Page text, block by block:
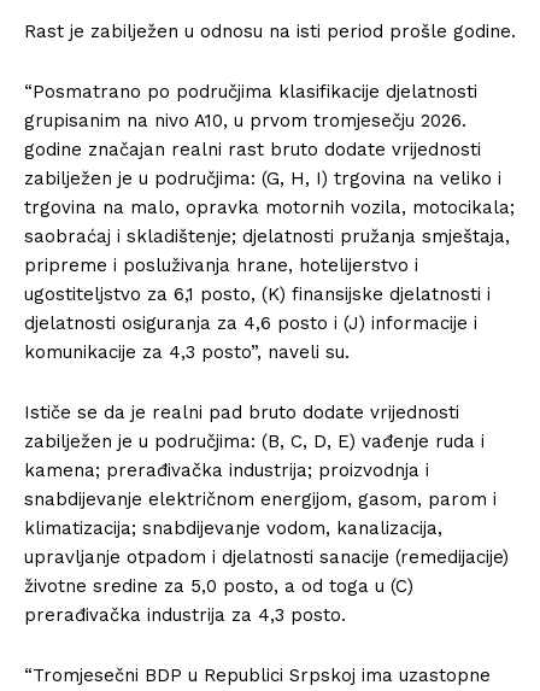
Rast je zabilježen u odnosu na isti period prošle godine.
“Posmatrano po područjima klasifikacije djelatnosti
grupisanim na nivo A10, u prvom tromjesečju 2026.
godine značajan realni rast bruto dodate vrijednosti
zabilježen je u područjima: (G, H, I) trgovina na veliko i
trgovina na malo, opravka motornih vozila, motocikala;
saobraćaj i skladištenje; djelatnosti pružanja smještaja,
pripreme i posluživanja hrane, hotelijerstvo i
ugostiteljstvo za 6,1 posto, (K) finansijske djelatnosti i
djelatnosti osiguranja za 4,6 posto i (J) informacije i
komunikacije za 4,3 posto”, naveli su.
Ističe se da je realni pad bruto dodate vrijednosti
zabilježen je u područjima: (B, C, D, E) vađenje ruda i
kamena; prerađivačka industrija; proizvodnja i
snabdijevanje električnom energijom, gasom, parom i
klimatizacija; snabdijevanje vodom, kanalizacija,
upravljanje otpadom i djelatnosti sanacije (remedijacije)
životne sredine za 5,0 posto, a od toga u (C)
prerađivačka industrija za 4,3 posto.
“Tromjesečni BDP u Republici Srpskoj ima uzastopne